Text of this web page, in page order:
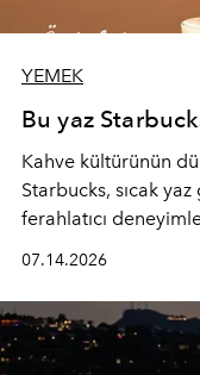
YEMEK
Bu yaz
Kahve kültürünün
Starbucks, sıcak
ferahlatıcı
yepyeni Cloud
ve yiyecek
07.14.2026